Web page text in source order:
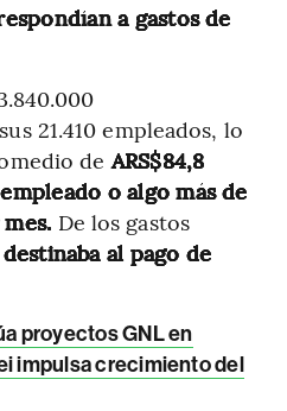
a gastos de
21.410 empleados, lo
de ARS$84,8
o algo más de
De los gastos
al pago de
proyectos GNL en
impulsa crecimiento del